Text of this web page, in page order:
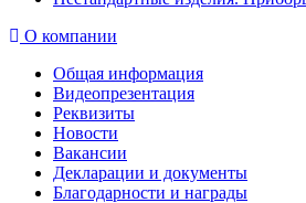
О компании
Общая информация
Видеопрезентация
Реквизиты
Новости
Вакансии
Декларации и документы
Благодарности и награды